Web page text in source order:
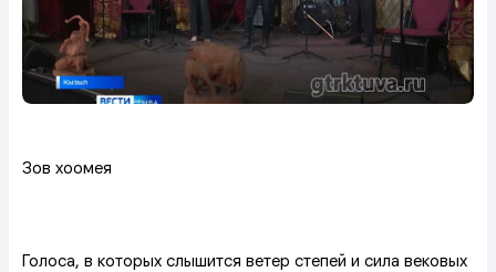
Зов хоомея
Голоса, в которых слышится ветер степей и сила вековых